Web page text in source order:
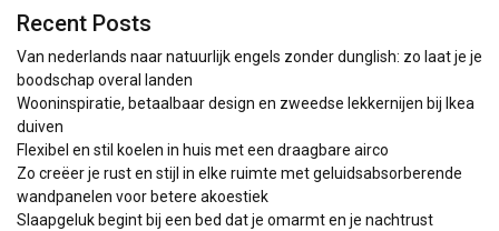
Recent Posts
Van nederlands naar natuurlijk engels zonder dunglish: zo laat je je
boodschap overal landen
Wooninspiratie, betaalbaar design en zweedse lekkernijen bij Ikea
duiven
Flexibel en stil koelen in huis met een draagbare airco
Zo creëer je rust en stijl in elke ruimte met geluidsabsorberende
wandpanelen voor betere akoestiek
Slaapgeluk begint bij een bed dat je omarmt en je nachtrust